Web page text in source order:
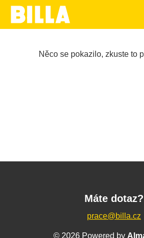
Něco se pokazilo, zkuste to
Máte dotaz?
prace@billa.cz
© 2026 Powered by